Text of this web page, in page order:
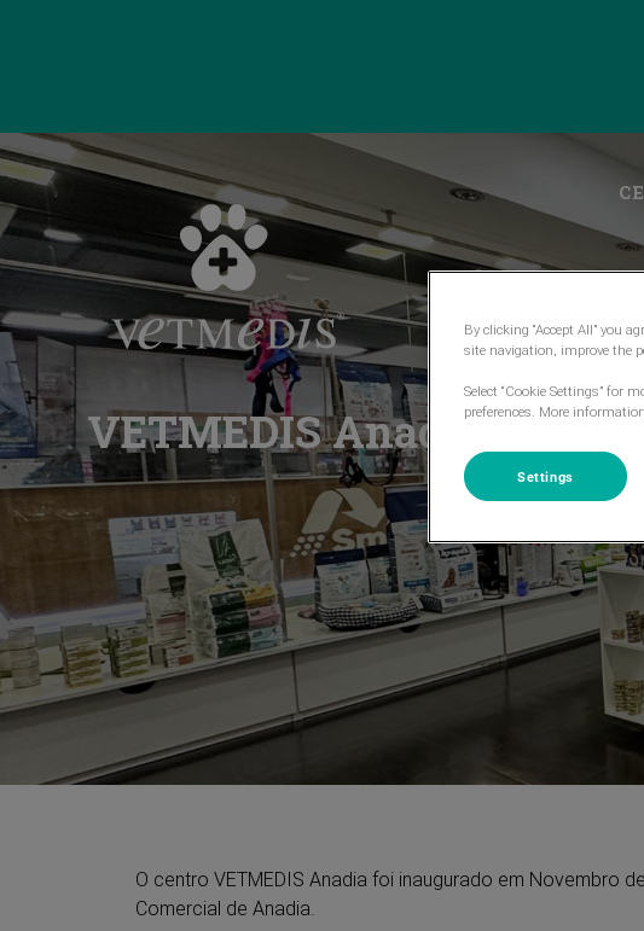
Homepage do VetMedis
VETMEDIS Anadia
O centro VETMEDIS Anadia foi inaugurado em Novembro
Comercial de Anadia.
By clicking “Accept All” you
site navigation, improve the
Select “Cookie Settings” for
preferences. More
Settings